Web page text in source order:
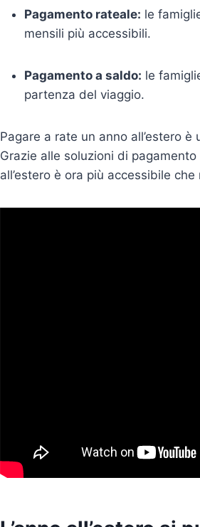
Pagamento rateale: le
mensili più accessibili.
Pagamento a saldo: le
partenza del viaggio.
Pagare a rate un anno all’estero
Grazie alle soluzioni di
all’estero è ora più accessibile che